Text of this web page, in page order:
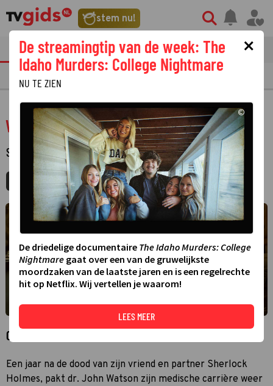
stem nu!
tvgids streaming nieuws
PRIMETIME GEMIST
Watson
SERIE · MISDAAD · 2 SEIZOENEN
MIJNGIDS AGENDA DELEN
Over Watson
Een jaar na de dood van zijn vriend en partner Sherlock
Holmes, pakt dr. John Watson zijn medische carrière weer
×
De streamingtip van de week: The
Idaho Murders: College Nightmare
NU TE ZIEN
©
De driedelige documentaire The Idaho Murders: College
Nightmare gaat over een van de gruwelijkste
moordzaken van de laatste jaren en is een regelrechte
hit op Netflix. Wij vertellen je waarom!
LEES MEER